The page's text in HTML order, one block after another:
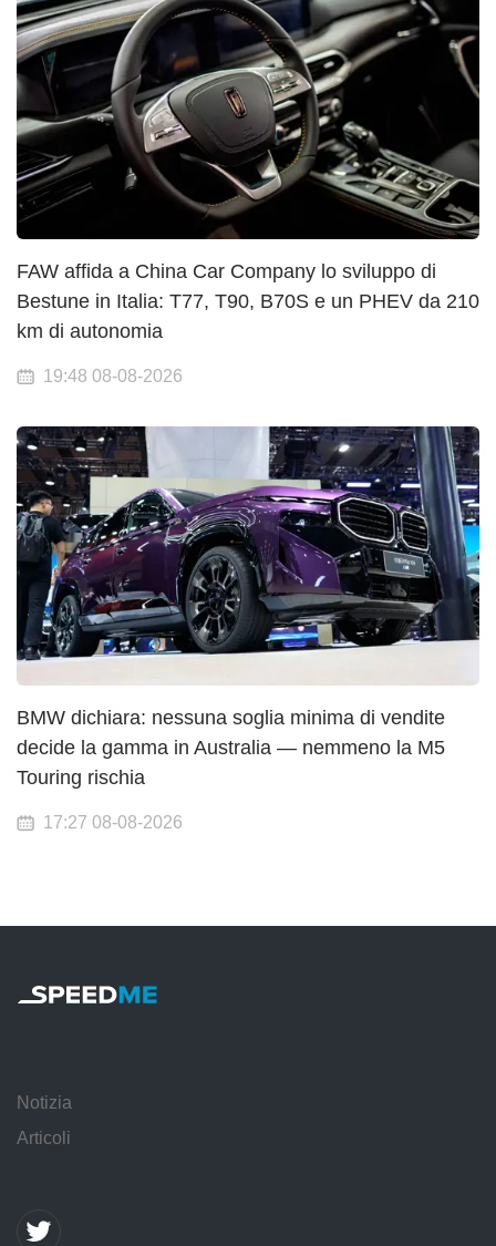
FAW affida a China Car Company lo sviluppo di
Bestune in Italia: T77, T90, B70S e un PHEV da 210
km di autonomia
19:48 08-08-2026
BMW dichiara: nessuna soglia minima di vendite
decide la gamma in Australia — nemmeno la M5
Touring rischia
17:27 08-08-2026
Notizia
Articoli